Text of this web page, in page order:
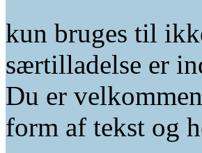
kun bruges til
særtilladelse er
Du er
form af tekst og